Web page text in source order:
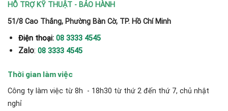
HỖ TRỢ KỸ THUẬT - BẢO HÀNH
51/8 Cao Thắng, Phường Bàn Cờ, TP. Hồ Chí Minh
Điện thoại: 08 3333 4545
Zalo: 08 3333 4545
Thời gian làm việc
Công ty làm việc từ 8h - 18h30 từ thứ 2 đến thứ 7, chủ nhật
nghỉ